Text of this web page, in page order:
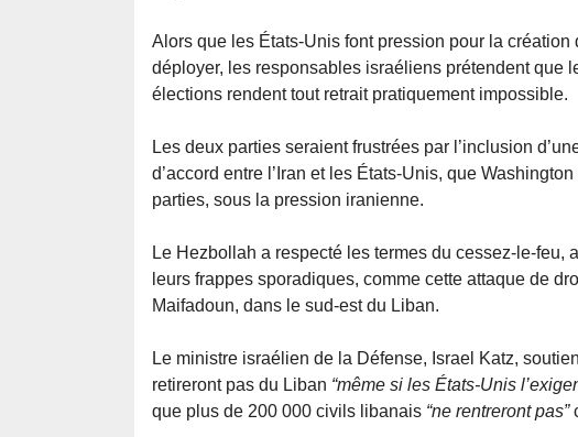
Alors que les États-Unis font pression pour la création
déployer, les responsables israéliens prétendent que
élections rendent tout retrait pratiquement impossible.
Les deux parties seraient frustrées par l’inclusion
d’accord entre l’Iran et les États-Unis, que
parties, sous la pression iranienne.
Le Hezbollah a respecté les termes du cessez-le-
leurs frappes sporadiques, comme cette attaque de
Maifadoun, dans le sud-est du Liban.
Le ministre israélien de la Défense, Israel Katz,
retireront pas du Liban “même si les États-Unis
que plus de 200 000 civils libanais “ne rentreront pas”